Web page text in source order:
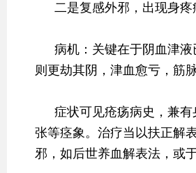
二是复感外邪，出现身疼
病机：关键在于阴血津
则更劫其阴，津血愈亏，筋
症状可见疮疡病史，兼
张等痉象。治疗当以扶正解
邪，如后世养血解表法，或